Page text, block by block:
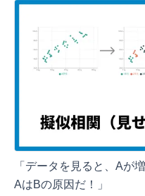
「データを見ると、Aが
AはBの原因だ！」